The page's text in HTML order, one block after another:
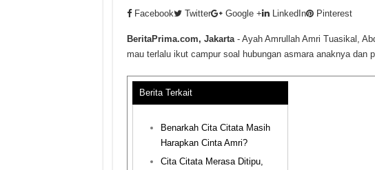
Facebook Twitter Google + LinkedIn Pinterest
BeritaPrima.com, Jakarta- Ayah Amrullah Amri Tuasikal,
mau terlalu ikut campur soal hubungan asmara anaknya dan
Berita Terkait
Benarkah Cita Citata Masih
Harapkan Cinta Amri?
Cita Citata Merasa Ditipu,